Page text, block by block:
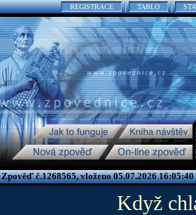
REGISTRACE TABLO
Zpověď č.1268565, vloženo 05.07.2026 16:05:40
Když